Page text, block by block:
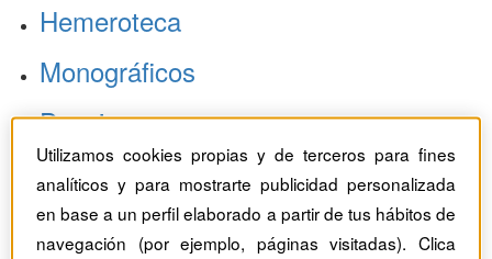
Hemeroteca
Monográficos
Dossieres
Revistas del mes
Utilizamos cookies propias y de terceros para fines
analíticos y para mostrarte publicidad personalizada
en base a un perfil elaborado a partir de tus hábitos de
navegación (por ejemplo, páginas visitadas). Clica